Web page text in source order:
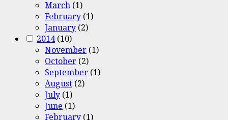
March (1)
February (1)
January (2)
2014(10)
November (1)
October (2)
September (1)
August (2)
July (1)
June (1)
February (1)